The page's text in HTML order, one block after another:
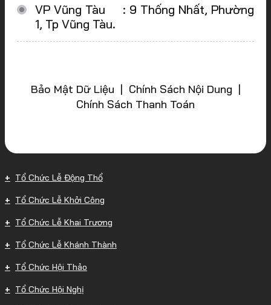
VP Vũng Tàu : 9 Thống Nhất, Phường
1, Tp Vũng Tàu.
Bảo Mật Dữ Liệu | Chính Sách Nội Dung |
Chính Sách Thanh Toán
Tổ Chức Lễ Động Thổ
Tổ Chức Lễ Khởi Công
Tổ Chức Lễ Khai Trương
Tổ Chức Lễ Khánh Thành
Tổ Chức Hội Thảo
Tổ Chức Hội Nghị